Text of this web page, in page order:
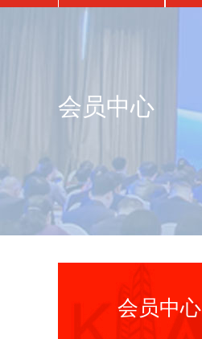
会员中心
会员中心